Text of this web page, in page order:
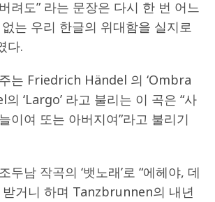
려도” 라는 문장은 다시 한 번 어느
는 우리 한글의 위대함을 실지로
다.
는 Friedrich Händel 의 ‘Ombra
‘Largo’ 라고 불리는 이 곡은 “사
이여 또는 아버지여”라고 불리기
두남 작곡의 ‘뱃노래’로 “에헤야, 데
받거니 하며 Tanzbrunnen의 내년